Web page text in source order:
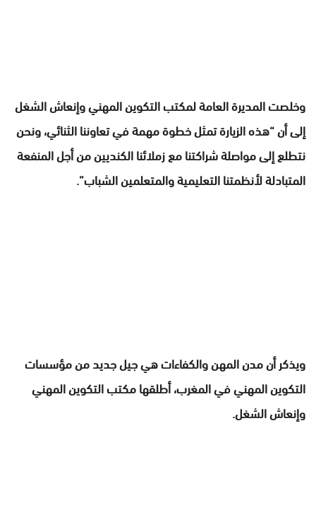
وخلصت المديرة العامة لمكتب التكوين المهني وإنعاش الشغل
إلى أن “هذه الزيارة تمثل خطوة مهمة في تعاوننا الثنائي، ونحن
نتطلع إلى مواصلة شراكتنا مع زملائنا الكنديين من أجل المنفعة
المتبادلة لأنظمتنا التعليمية والمتعلمين الشباب”.
ويذكر أن مدن المهن والكفاءات هي جيل جديد من مؤسسات
التكوين المهني في المغرب، أطلقها مكتب التكوين المهني
وإنعاش الشغل.